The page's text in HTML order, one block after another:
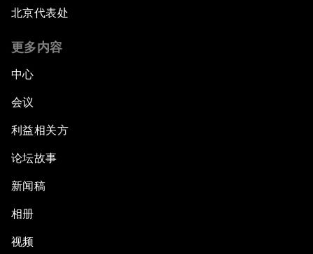
北京代表处
更多内容
中心
会议
利益相关方
论坛故事
新闻稿
相册
视频